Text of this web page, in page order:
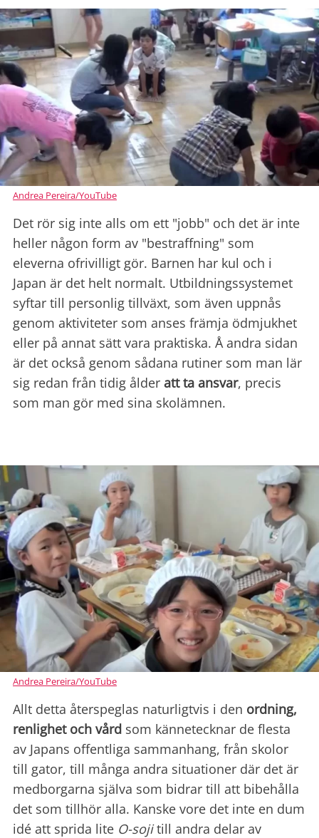
Andrea Pereira/YouTube
Det rör sig inte alls om ett "jobb" och det är inte
heller någon form av "bestraffning" som
eleverna ofrivilligt gör. Barnen har kul och i
Japan är det helt normalt. Utbildningssystemet
syftar till personlig tillväxt, som även uppnås
genom aktiviteter som anses främja ödmjukhet
eller på annat sätt vara praktiska. Å andra sidan
är det också genom sådana rutiner som man lär
sig redan från tidig ålder att ta ansvar, precis
som man gör med sina skolämnen.
Andrea Pereira/YouTube
Allt detta återspeglas naturligtvis i den ordning,
renlighet och vård som kännetecknar de flesta
av Japans offentliga sammanhang, från skolor
till gator, till många andra situationer där det är
medborgarna själva som bidrar till att bibehålla
det som tillhör alla. Kanske vore det inte en dum
idé att sprida lite O-sojitill andra delar av